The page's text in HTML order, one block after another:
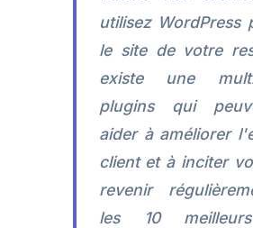
utilisez WordPress
le site de votre
existe une
plugins qui
aider à améliorer
client et à inciter
revenir
les 10